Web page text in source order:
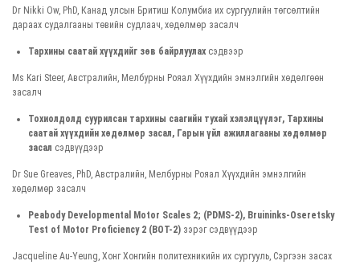
Dr Nikki Ow, PhD, Канад улсын Бритиш Колумбиа их сургуулийн төгсөлтийн
дараах судалгааны төвийн судлаач, хөдөлмөр засалч
Тархины саатай хүүхдийг зөв байрлуулах сэдвээр
Ms Kari Steer, Австралийн, Мелбурны Рояал Хүүхдийн эмнэлгийн хөдөлгөөн
засалч
Тохиолдолд суурилсан тархины саагийн тухай хэлэлцүүлэг, Тархины
саатай хүүхдийн хөдөлмөр засал, Гарын үйл ажиллагааны хөдөлмөр
засал сэдвүүдээр
Dr Sue Greaves, PhD, Австралийн, Мелбурны Рояал Хүүхдийн эмнэлгийн
хөдөлмөр засалч
Peabody Developmental Motor Scales 2; (PDMS-2), Bruininks-Oseretsky
Test of Motor Proficiency 2 (BOT-2) зэрэг сэдвүүдээр
Jacqueline Au-Yeung, Хонг Хонгийн политехникийн их сургууль, Сэргээн засах